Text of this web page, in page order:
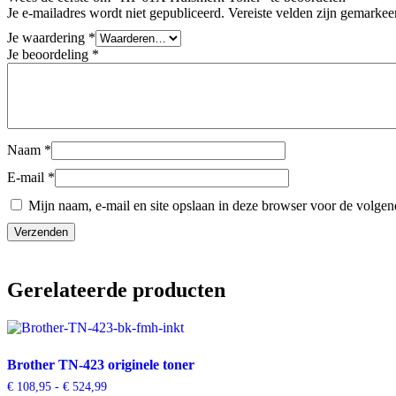
Je e-mailadres wordt niet gepubliceerd. Vereiste velden zijn
Je waardering *
Je beoordeling *
Naam *
E-mail *
Mijn naam, e-mail en site opslaan in deze browser voor de
Gerelateerde producten
Brother TN-423 originele toner
€ 108,95 - € 524,99